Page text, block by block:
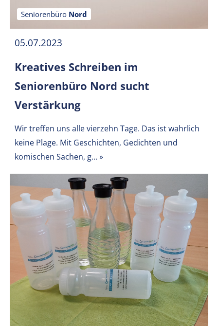
Seniorenbüro Nord
05.07.2023
Kreatives Schreiben im
Seniorenbüro Nord sucht
Verstärkung
Wir treffen uns alle vierzehn Tage. Das ist wahrlich
keine Plage. Mit Geschichten, Gedichten und
komischen Sachen, g…»